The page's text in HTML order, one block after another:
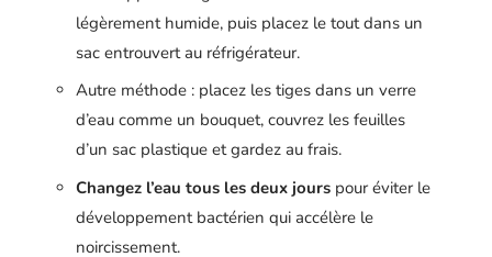
légèrement humide, puis placez le tout dans un
sac entrouvert au réfrigérateur.
Autre méthode : placez les tiges dans un verre
d’eau comme un bouquet, couvrez les feuilles
d’un sac plastique et gardez au frais.
Changez l’eau tous les deux jours pour éviter le
développement bactérien qui accélère le
noircissement.